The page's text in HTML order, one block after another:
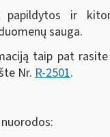
papildytos ir
sauga.
taip pat
Nr. R-2501.